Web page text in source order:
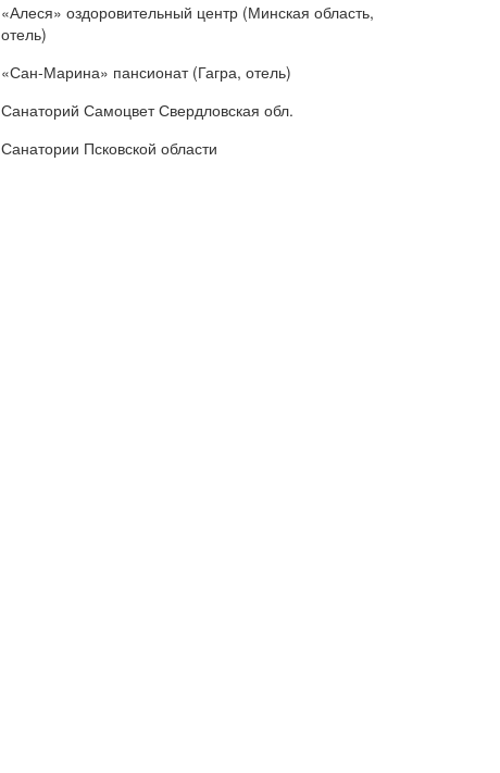
«Алеся» оздоровительный центр (Минская область,
отель)
«Сан-Марина» пансионат (Гагра, отель)
Санаторий Самоцвет Свердловская обл.
Санатории Псковской области